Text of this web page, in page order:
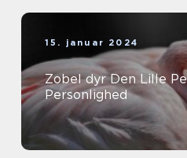
15. januar 2024
Zobel dyr Den Lille Pelskugle med Stor
Personlighed